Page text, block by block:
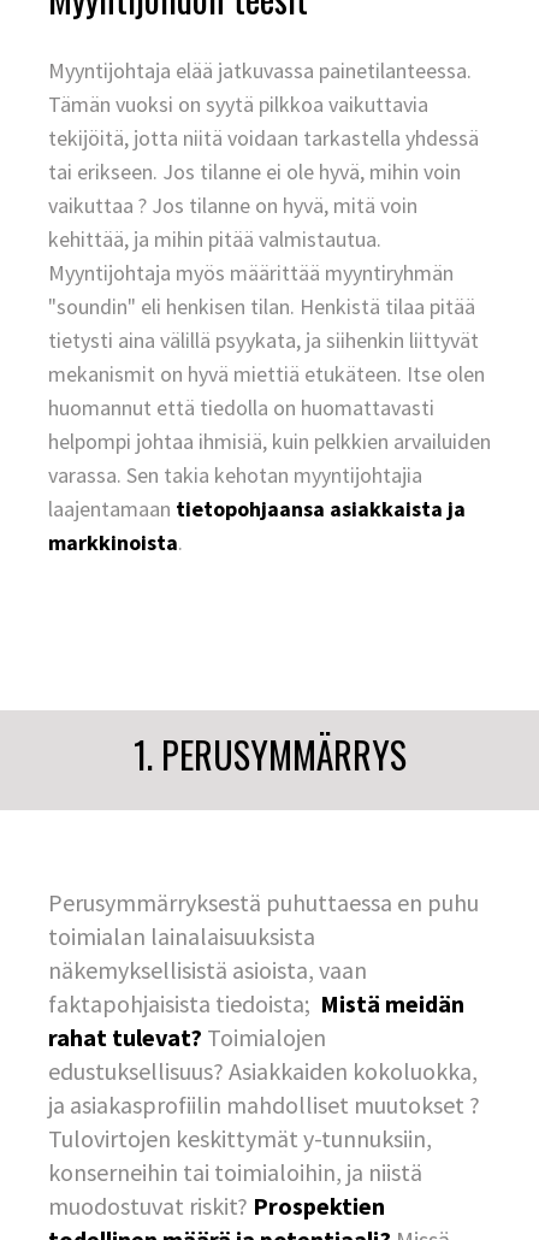
Myyntijohtaja elää jatkuvassa painetilanteessa.
Tämän vuoksi on syytä pilkkoa vaikuttavia
tekijöitä, jotta niitä voidaan tarkastella yhdessä
tai erikseen. Jos tilanne ei ole hyvä, mihin voin
vaikuttaa ? Jos tilanne on hyvä, mitä voin
kehittää, ja mihin pitää valmistautua.
Myyntijohtaja myös määrittää myyntiryhmän
"soundin" eli henkisen tilan. Henkistä tilaa pitää
tietysti aina välillä psyykata, ja siihenkin liittyvät
mekanismit on hyvä miettiä etukäteen. Itse olen
huomannut että tiedolla on huomattavasti
helpompi johtaa ihmisiä, kuin pelkkien arvailuiden
varassa. Sen takia kehotan myyntijohtajia
laajentamaan tietopohjaansa asiakkaista ja
markkinoista.
1. PERUSYMMÄRRYS
Perusymmärryksestä puhuttaessa en puhu
toimialan lainalaisuuksista
näkemyksellisistä asioista, vaan
faktapohjaisista tiedoista; Mistä meidän
rahat tulevat? Toimialojen
edustuksellisuus? Asiakkaiden kokoluokka,
ja asiakasprofiilin mahdolliset muutokset ?
Tulovirtojen keskittymät y-tunnuksiin,
konserneihin tai toimialoihin, ja niistä
muodostuvat riskit? Prospektien